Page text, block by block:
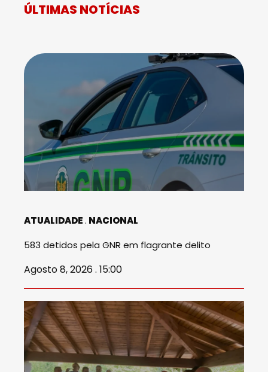
ÚLTIMAS NOTÍCIAS
ATUALIDADE NACIONAL
583 detidos pela GNR em flagrante delito
Agosto 8, 2026 . 15:00